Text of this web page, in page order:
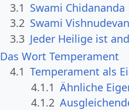
3.1 Swami Chidananda
3.2 Swami
3.3 Jeder Heilige ist
Das Wort Temperament
4.1 Temperament als
4.1.1 Ähnliche
4.1.2